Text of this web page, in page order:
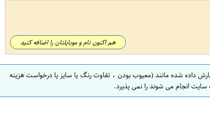
هم اکنون نام و موبایلتان را اضافه کنید
داده شده مانند (معیوب بودن ، تفاوت رنگ یا سایز یا درخواست هزینه
انجام می شوند را نمی پذیرد.